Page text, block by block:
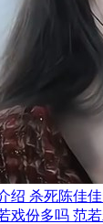
绍 杀死陈佳